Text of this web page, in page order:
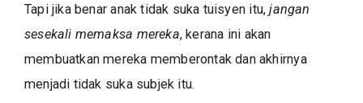
Tapi jika benar anak tidak suka tuisyen itu,jangan
sesekali memaksa mereka, kerana ini akan
membuatkan mereka memberontak dan akhirnya
menjadi tidak suka subjek itu.